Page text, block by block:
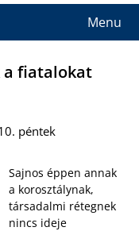
Menu
a fiatalokat
péntek
Sajnos éppen annak
a korosztálynak,
társadalmi rétegnek
nincs ideje